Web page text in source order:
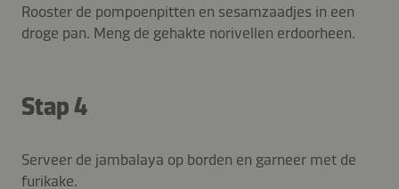
Rooster de pompoenpitten en sesamzaadjes in een
droge pan. Meng de gehakte norivellen erdoorheen.
Stap 4
Serveer de jambalaya op borden en garneer met de
furikake.